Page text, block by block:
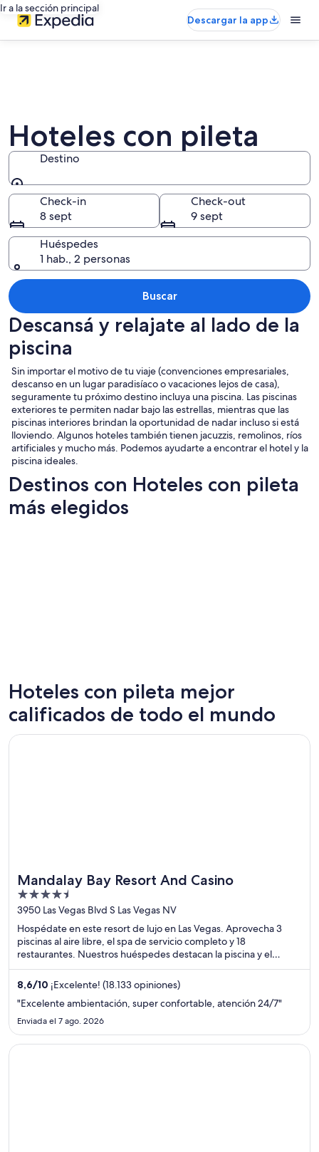
Ir a la sección principal
Descargar la app
Hoteles con pileta
Destino
Destino
Check-in
8 sept
Check-out
9 sept
Huéspedes
1 hab., 2 personas
Buscar
Descansá y relajate al lado de la
piscina
Sin importar el motivo de tu viaje (convenciones empresariales,
descanso en un lugar paradisíaco o vacaciones lejos de casa),
seguramente tu próximo destino incluya una piscina. Las piscinas
exteriores te permiten nadar bajo las estrellas, mientras que las
piscinas interiores brindan la oportunidad de nadar incluso si está
lloviendo. Algunos hoteles también tienen jacuzzis, remolinos, ríos
artificiales y mucho más. Podemos ayudarte a encontrar el hotel y la
piscina ideales.
Destinos con Hoteles con pileta
más elegidos
Nueva York
125 hoteles con piscina
458
Hoteles con pileta mejor
calificados de todo el mundo
Mandalay Bay Resort And Casino
4.5
out
of
5
3950 Las Vegas Blvd S Las Vegas NV
Hospédate en este resort de lujo en Las Vegas. Aprovecha 3
piscinas al aire libre, el spa de servicio completo y 18
restaurantes. Nuestros huéspedes destacan la piscina y el
restaurante en sus opiniones. Estarás muy cerca de atracciones
como Hotel y casino Luxor y Casino Excalibur.
8,6/10 ¡Excelente! (18.133 opiniones)
"Excelente ambientación, super confortable, atención 24/7"
Enviada el 7 ago. 2026
Se abre en una nueva ventana
Mandalay Bay Resort And Casino
Se abre en una nueva ventana
Golden Nugget Las Vegas Hotel & Casino